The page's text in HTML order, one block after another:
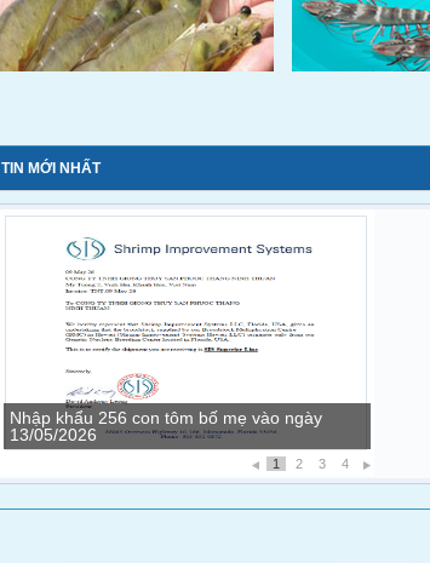
TIN MỚI NHẤT
Nhập khẩu 272con tôm bố mẹ vào ngày
13/12/2025
1 2 3 4